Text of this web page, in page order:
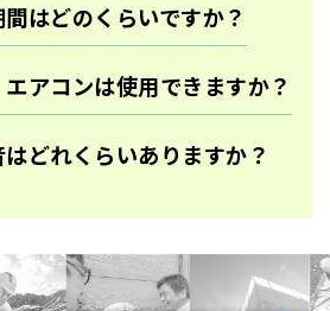
はどのくらいですか？
アコンは使用できますか？
どれくらいありますか？